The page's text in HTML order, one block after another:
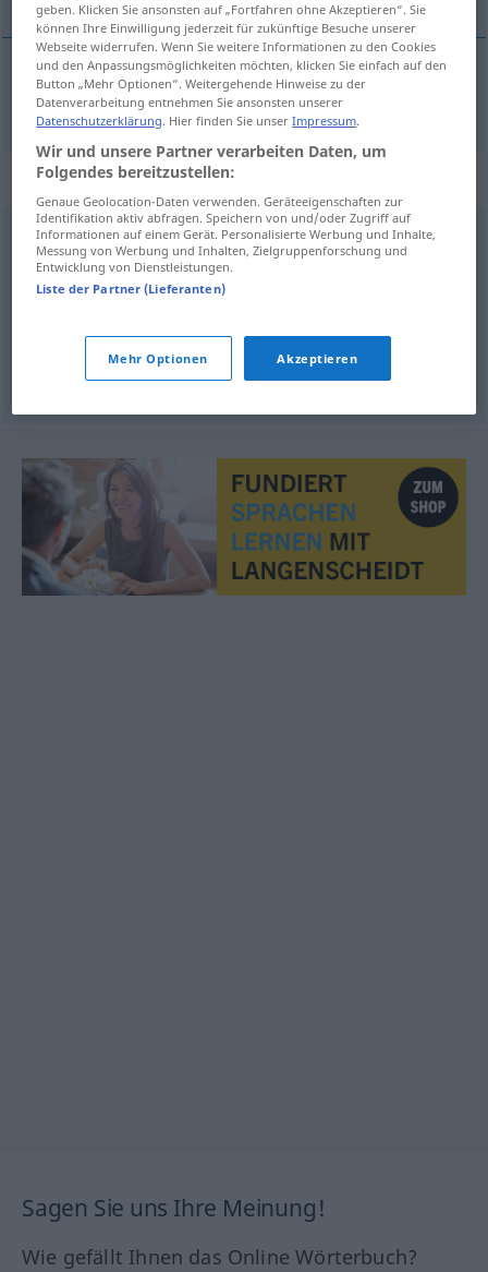
niezamieszkały unbewohnt
Synonyme für "unbewohnt"
leerstehend,ungenutzt,frei,verwaist
menschenleer
Sagen Sie uns Ihre Meinung!
Wie gefällt Ihnen das Online Wörterbuch?
geben. Klicken Sie ansonsten auf „Fortfahren ohne Akzeptieren“. Sie
können Ihre Einwilligung jederzeit für zukünftige Besuche unserer
Webseite widerrufen. Wenn Sie weitere Informationen zu den Cookies
und den Anpassungsmöglichkeiten möchten, klicken Sie einfach auf den
Button „Mehr Optionen“. Weitergehende Hinweise zu der
Datenverarbeitung entnehmen Sie ansonsten unserer
Datenschutzerklärung. Hier finden Sie unserImpressum.
Wir und unsere Partner verarbeiten Daten, um
Folgendes bereitzustellen:
Genaue Geolocation-Daten verwenden. Geräteeigenschaften zur
Identifikation aktiv abfragen. Speichern von und/oder Zugriff auf
Informationen auf einem Gerät. Personalisierte Werbung und Inhalte,
Messung von Werbung und Inhalten, Zielgruppenforschung und
Entwicklung von Dienstleistungen.
Liste der Partner (Lieferanten)
Mehr Optionen Akzeptieren